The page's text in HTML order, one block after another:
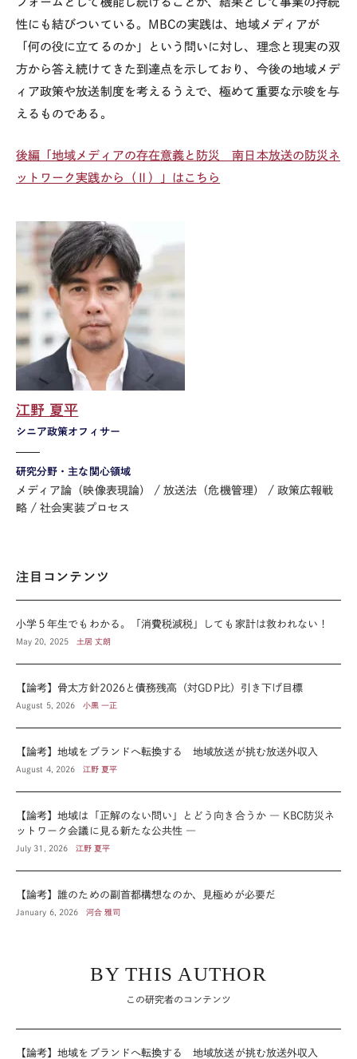
性にも結びついている。
MBCの実践は、地域メディアが
「何の役に立てるのか」という問いに対し、理念と現実の双
方から答え続けてきた到達点を示しており、今後の地域メデ
ィア政策や放送制度を考えるうえで、極めて重要な示唆を与
えるものである。
後編「地域メディアの存在意義と防災 南日本放送の防災ネ
ットワーク実践から（Ⅱ）」はこちら
シニア政策オフィサー
江野 夏平
研究分野・主な関心領域
メディア論（映像表現論） 放送法（危機管理）
政策広報戦
略
社会実装プロセス
注目コンテンツ
小学５年生でもわかる。「消費税減税」しても家計は救われない！
May 20, 2025 土居 丈朗
【論考】骨太方針2026と債務残高（対GDP比）引き下げ目標
August 5, 2026 小黒 一正
【論考】地域をブランドへ転換する 地域放送が挑む放送外収入
August 4, 2026 江野 夏平
【論考】地域は「正解のない問い」とどう向き合うか ― KBC防災ネ
ットワーク会議に見る新たな公共性 ―
July 31, 2026 江野 夏平
【論考】誰のための副首都構想なのか、見極めが必要だ
January 6, 2026 河合 雅司
BY THIS AUTHOR
この研究者のコンテンツ
【論考】地域をブランドへ転換する 地域放送が挑む放送外収入